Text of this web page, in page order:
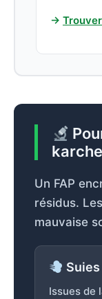
→
Un FAP
résidus.
mauvaise
Issues de